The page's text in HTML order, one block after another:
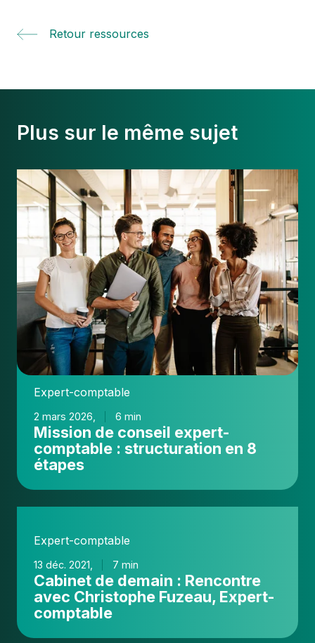
Retour ressources
Plus sur le même sujet
Mission
conseil
expert-
comptable
structuration
en
étapes
Expert-comptable
2 mars 2026, 6 min
Mission de conseil expert-
comptable : structuration en 8
étapes
demain
Rencontre
avec
Christophe
Fuzeau,
Expert-comptable
13 déc. 2021, 7 min
Cabinet de demain : Rencontre
avec Christophe Fuzeau, Expert-
comptable